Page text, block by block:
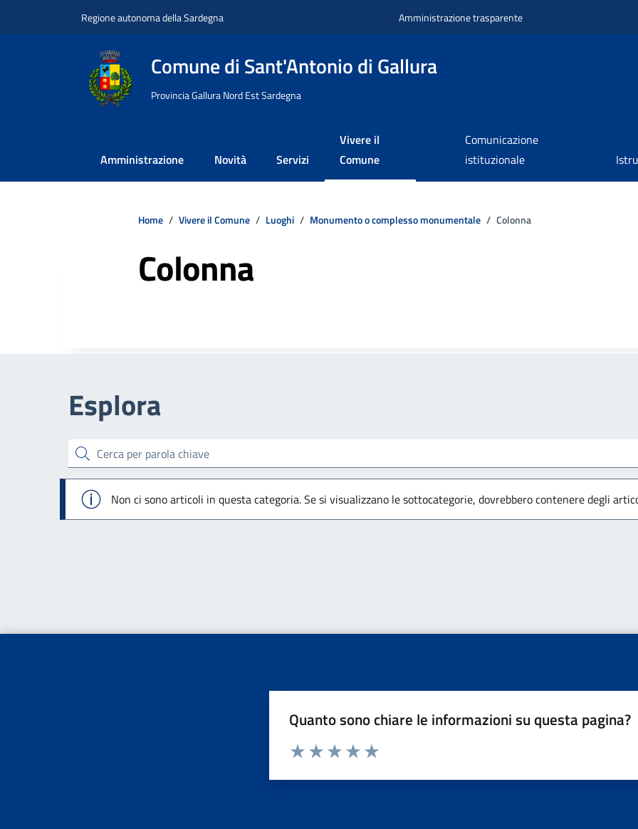
Regione autonoma della Sardegna Amministrazione trasparente
Comune di Sant'Antonio di Gallura
Provincia Gallura Nord Est Sardegna
Amministrazione Novità Servizi
Vivere il
Comune
Comunicazione
istituzionale
Home Vivere il Comune Luoghi Monumento o complesso monumentale Colonna
Colonna
Esplora
cerca
Info
Non ci sono articoli in questa categoria. Se si visualizzano le sottocategorie, dovrebbero contenere degli
Quanto sono chiare le informazioni su questa pagina?
Valuta da 1 a 5 stelle la pagina